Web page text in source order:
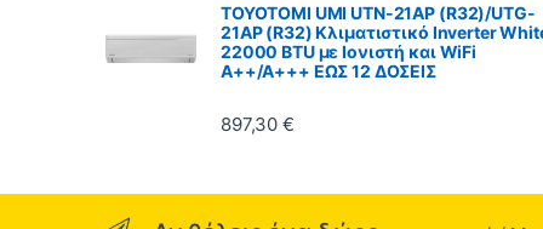
TOYOTOMI UMI UTN-21AP (R32)/UTG-
21AP (R32) Κλιματιστικό Inverter
22000 BTU με Ιονιστή και WiFi
A++/A+++ ΕΩΣ 12 ΔΟΣΕΙΣ
897,30€